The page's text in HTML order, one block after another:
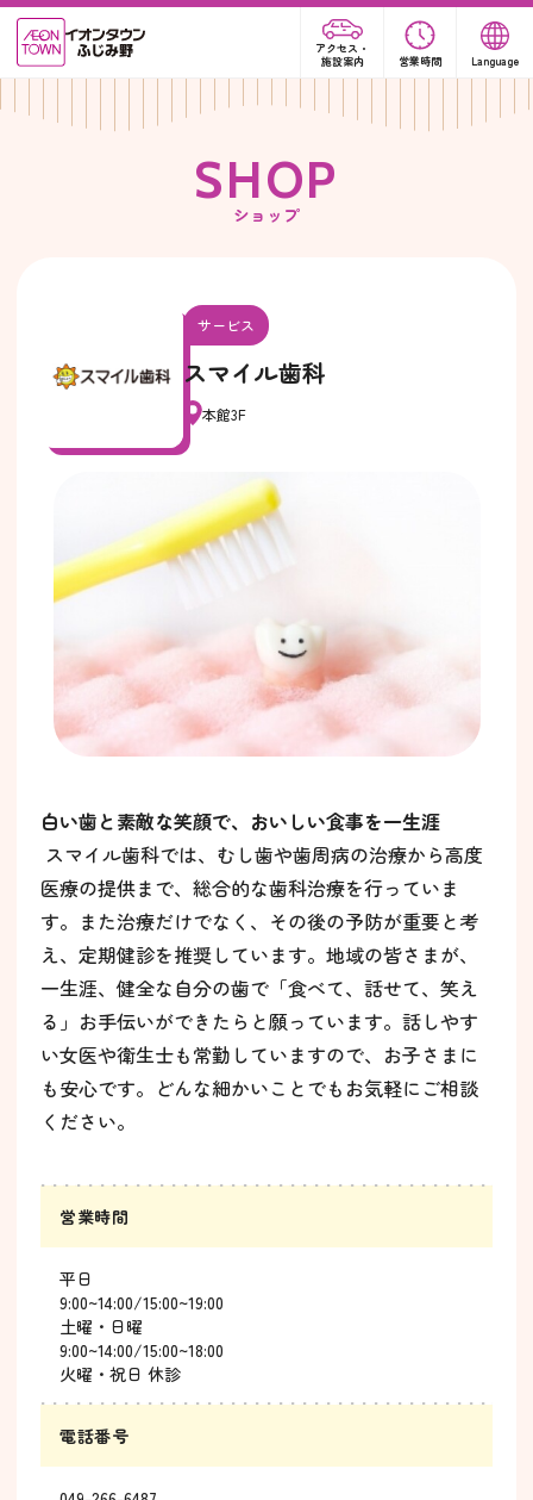
アクセス・
施設案内
営業時間 Language
SHOP
ショップ
サービス
スマイル歯科
本館3F
白い歯と素敵な笑顔で、おいしい食事を一生涯
スマイル歯科では、むし歯や歯周病の治療から高度
医療の提供まで、総合的な歯科治療を行っていま
す。また治療だけでなく、その後の予防が重要と考
え、定期健診を推奨しています。地域の皆さまが、
一生涯、健全な自分の歯で「食べて、話せて、笑え
る」お手伝いができたらと願っています。話しやす
い女医や衛生士も常勤していますので、お子さまに
も安心です。どんな細かいことでもお気軽にご相談
ください。
営業時間
平日
9:00~14:00/15:00~19:00
土曜・日曜
9:00~14:00/15:00~18:00
火曜・祝日 休診
電話番号